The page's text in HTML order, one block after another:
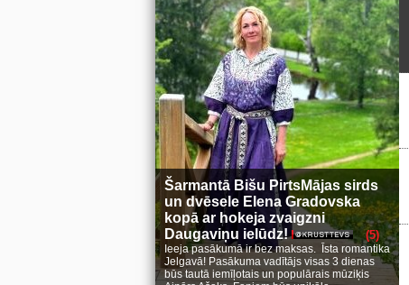
Šarmantā Bišu PirtsMājas sirds
un dvēsele Elena Gradovska
kopā ar hokeja zvaigzni
Daugaviņu ielūdz!
(5)
Ieeja pasākumā ir bez maksas. Īsta romantika
Jelgavā! Pasākuma vadītājs visas 3 dienas
būs tautā iemīļotais un populārais mūziķis